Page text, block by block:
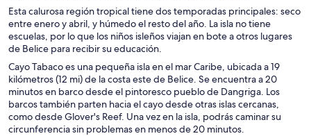
Esta calurosa región tropical tiene dos temporadas principales: seco
entre enero y abril, y húmedo el resto del año. La isla no tiene
escuelas, por lo que los niños isleños viajan en bote a otros lugares
de Belice para recibir su educación.
Cayo Tabaco es una pequeña isla en el mar Caribe, ubicada a 19
kilómetros (12 mi) de la costa este de Belice. Se encuentra a 20
minutos en barco desde el pintoresco pueblo de Dangriga. Los
barcos también parten hacia el cayo desde otras islas cercanas,
como desde Glover's Reef. Una vez en la isla, podrás caminar su
circunferencia sin problemas en menos de 20 minutos.